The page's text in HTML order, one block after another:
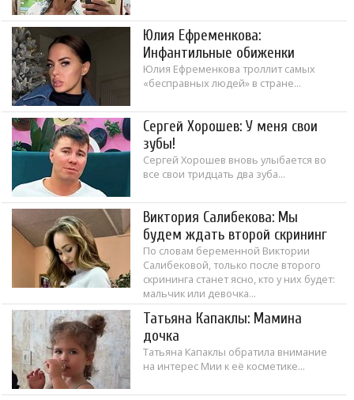
Юлия Ефременкова:
Инфантильные обиженки
Юлия Ефременкова троллит самых
«бесправных людей» в стране...
Сергей Хорошев: У меня свои
зубы!
Сергей Хорошев вновь улыбается во
все свои тридцать два зуба...
Виктория Салибекова: Мы
будем ждать второй скрининг
По словам беременной Виктории
Салибековой, только после второго
скрининга станет ясно, кто у них будет:
мальчик или девочка...
Татьяна Капаклы: Мамина
дочка
Татьяна Капаклы обратила внимание
на интерес Мии к её косметике...